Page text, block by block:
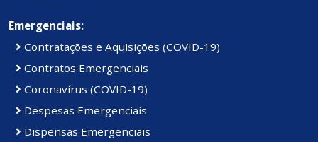
Emergenciais:
Contratações e Aquisições (COVID-19)
Contratos Emergenciais
Coronavírus (COVID-19)
Despesas Emergenciais
Dispensas Emergenciais